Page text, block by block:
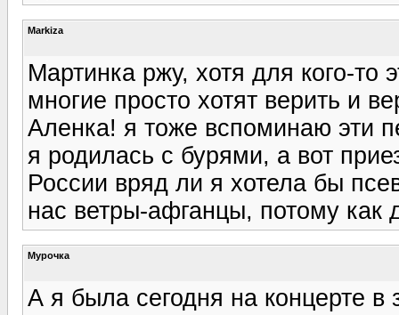
Markiza
Мартинка ржу, хотя для кого-то
многие просто хотят верить и
Аленка! я тоже вспоминаю эти
я родилась с бурями, а вот
России вряд ли я хотела бы
нас ветры-афганцы, потому как
Мурочка
А я была сегодня на концерте в